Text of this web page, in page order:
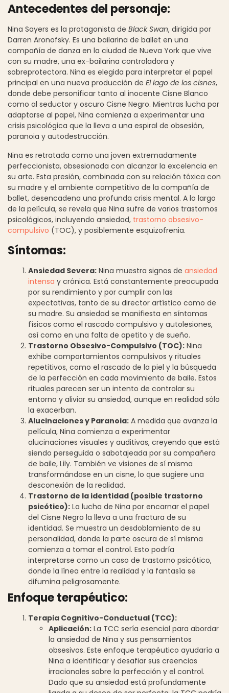
Antecedentes del personaje:
Nina Sayers es la protagonista de Black Swan, dirigida por
Darren Aronofsky. Es una bailarina de ballet en una
compañía de danza en la ciudad de Nueva York que vive
con su madre, una ex-bailarina controladora y
sobreprotectora. Nina es elegida para interpretar el papel
principal en una nueva producción de El lago de los cisnes,
donde debe personificar tanto al inocente Cisne Blanco
como al seductor y oscuro Cisne Negro. Mientras lucha por
adaptarse al papel, Nina comienza a experimentar una
crisis psicológica que la lleva a una espiral de obsesión,
paranoia y autodestrucción.
Nina es retratada como una joven extremadamente
perfeccionista, obsesionada con alcanzar la excelencia en
su arte. Esta presión, combinada con su relación tóxica con
su madre y el ambiente competitivo de la compañía de
ballet, desencadena una profunda crisis mental. A lo largo
de la película, se revela que Nina sufre de varios trastornos
psicológicos, incluyendo ansiedad, trastorno obsesivo-
compulsivo (TOC), y posiblemente esquizofrenia.
Síntomas:
Ansiedad Severa: Nina muestra signos de ansiedad
intensa y crónica. Está constantemente preocupada
por su rendimiento y por cumplir con las
expectativas, tanto de su director artístico como de
su madre. Su ansiedad se manifiesta en síntomas
físicos como el rascado compulsivo y autolesiones,
así como en una falta de apetito y de sueño.
Trastorno Obsesivo-Compulsivo (TOC): Nina
exhibe comportamientos compulsivos y rituales
repetitivos, como el rascado de la piel y la búsqueda
de la perfección en cada movimiento de baile. Estos
rituales parecen ser un intento de controlar su
entorno y aliviar su ansiedad, aunque en realidad sólo
la exacerban.
Alucinaciones y Paranoia: A medida que avanza la
película, Nina comienza a experimentar
alucinaciones visuales y auditivas, creyendo que está
siendo perseguida o sabotajeada por su compañera
de baile, Lily. También ve visiones de sí misma
transformándose en un cisne, lo que sugiere una
desconexión de la realidad.
Trastorno de la identidad (posible trastorno
psicótico): La lucha de Nina por encarnar el papel
del Cisne Negro la lleva a una fractura de su
identidad. Se muestra un desdoblamiento de su
personalidad, donde la parte oscura de sí misma
comienza a tomar el control. Esto podría
interpretarse como un caso de trastorno psicótico,
donde la línea entre la realidad y la fantasía se
difumina peligrosamente.
Enfoque terapéutico:
Terapia Cognitivo-Conductual (TCC):
Aplicación: La TCC sería esencial para abordar
la ansiedad de Nina y sus pensamientos
obsesivos. Este enfoque terapéutico ayudaría a
Nina a identificar y desafiar sus creencias
irracionales sobre la perfección y el control.
Dado que su ansiedad está profundamente